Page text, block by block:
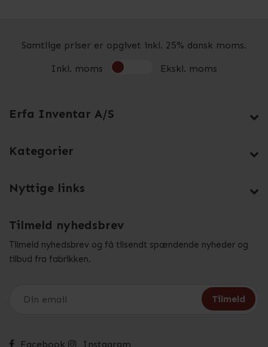
Samtlige priser er opgivet inkl. 25% dansk moms.
Inkl. moms Ekskl. moms
Erfa Inventar A/S
Kategorier
Nyttige links
Tilmeld nyhedsbrev
Tilmeld nyhedsbrev og få tilsendt spændende nyheder og
tilbud fra fabrikken.
Facebook Instagram